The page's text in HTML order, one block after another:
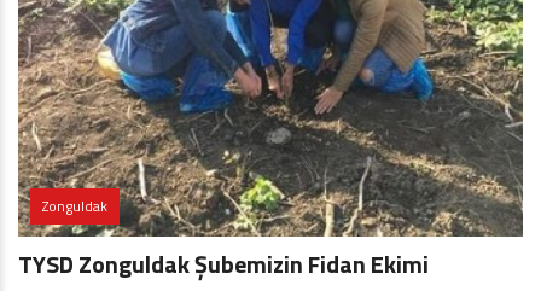
Zonguldak
TYSD Zonguldak Şubemizin Fidan Ekimi